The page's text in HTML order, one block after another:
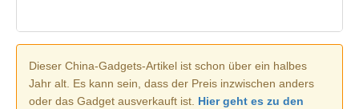
Dieser China-Gadgets-Artikel ist schon über ein halbes
Jahr alt. Es kann sein, dass der Preis inzwischen anders
oder das Gadget ausverkauft ist. Hier geht es zu den